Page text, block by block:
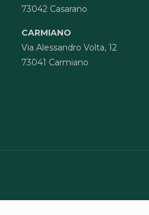
73042 Casarano
CARMIANO
Via Alessandro Volta, 12
73041 Carmiano